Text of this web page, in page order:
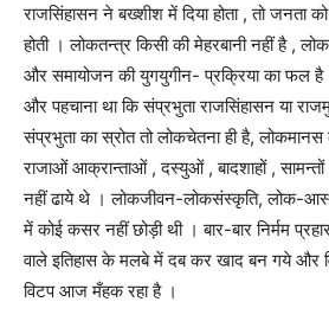
राजसिंहासन ने बख्शीश में दिया होता , तो जनता
होती । लोकतन्त्र किसी की मेहरबानी नहीं है ,
और समायोजन की युगयुगीन- प्रक्रिया का फल है
और पहचाना था कि संप्रभुता राजसिंहासन या
संप्रभुता का स्रोत तो लोकचेतना ही है, लोकमानस
राजाओं आक्रान्ताओं , दस्युओं , बादशाहों ,
नहीं ढाये थे । लोकजीवन-लोकसंस्कृति, लोक-
में कोई कसर नहीं छोड़ी थी । बार-बार निर्मम
वाले इतिहास के मलबे में दब कर खाद बन गये और
विटप आज मँहक रहा है ।